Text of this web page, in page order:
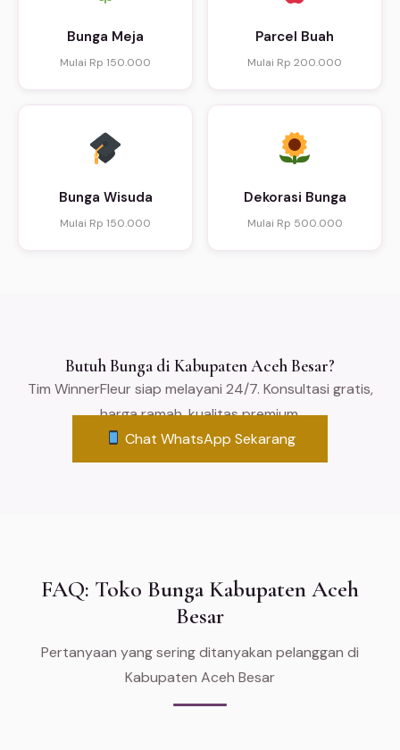
Bunga Meja
Mulai Rp 150.000
Parcel Buah
Mulai Rp 200.000
Bunga Wisuda
Mulai Rp 150.000
Dekorasi Bunga
Mulai Rp 500.000
Butuh Bunga di Kabupaten Aceh Besar?
Tim WinnerFleur siap melayani 24/7. Konsultasi gratis,
harga ramah, kualitas premium.
Chat WhatsApp Sekarang
FAQ: Toko Bunga Kabupaten Aceh
Besar
Pertanyaan yang sering ditanyakan pelanggan di
Kabupaten Aceh Besar